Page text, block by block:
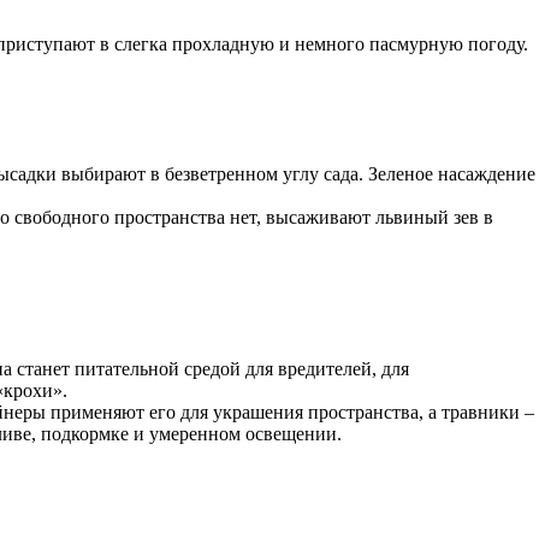
в слегка прохладную и немного пасмурную погоду.
выбирают в безветренном углу сада. Зеленое насаждение
свободного пространства нет, высаживают львиный зев в
питательной средой для вредителей, для
применяют его для украшения пространства, а травники –
подкормке и умеренном освещении.